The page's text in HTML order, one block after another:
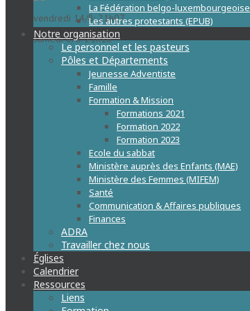
vendredi 14/8: 21h07
samedi 8/8: 21h18
La Fédération belgo-luxembourgeoise
Les autres protestants (EPUB)
Notre organisation
Le personnel et les pasteurs
Pôles et Départements
Jeunesse Adventiste
Famille
Formation & Mission
Formations 2021
Formation 2022
Formation 2023
Ecole du sabbat
Ministère auprès des Enfants (MAE)
Ministère des Femmes (MIFEM)
Santé
Communication & Affaires publiques
Finances
ADRA
Travailler chez nous
Églises
Calendrier
Ressources
Liens